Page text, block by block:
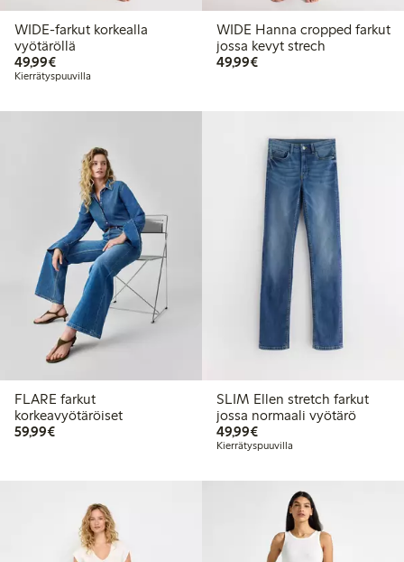
WIDE-farkut korkealla
vyötäröllä
49,99€49,99 €
Kierrätyspuuvilla
WIDE Hanna cropped farkut
jossa kevyt strech
49,99€49,99 €
FLARE farkut
korkeavyötäröiset
59,99€59,99 €
SLIM Ellen stretch farkut
jossa normaali vyötärö
49,99€49,99 €
Kierrätyspuuvilla